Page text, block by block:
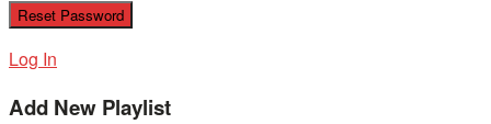
Log In
Add New Playlist